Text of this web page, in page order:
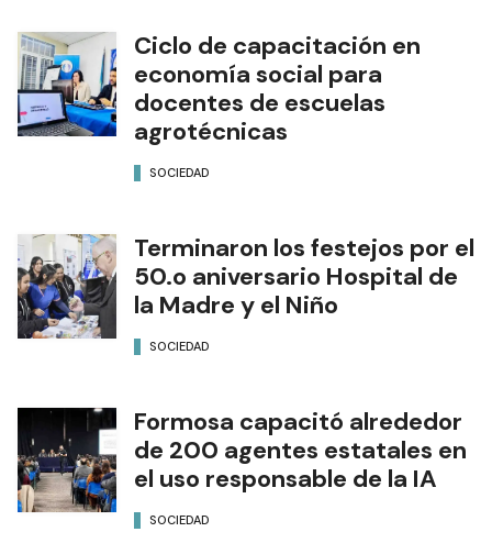
Ciclo de capacitación en
economía social para
docentes de escuelas
agrotécnicas
SOCIEDAD
Terminaron los festejos por el
50.o aniversario Hospital de
la Madre y el Niño
SOCIEDAD
Formosa capacitó alrededor
de 200 agentes estatales en
el uso responsable de la IA
SOCIEDAD